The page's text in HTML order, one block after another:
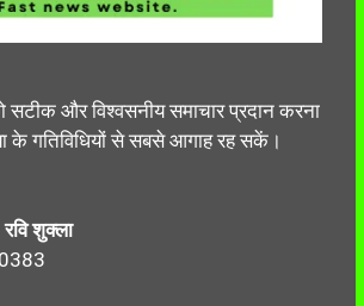
सटीक और विश्वसनीय समाचार प्रदान करना
के गतिविधियों से सबसे आगाह रह सकें।
शुक्ला